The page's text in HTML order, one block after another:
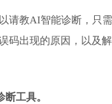
请教AI智能诊断，只
码出现的原因，以及
工具。